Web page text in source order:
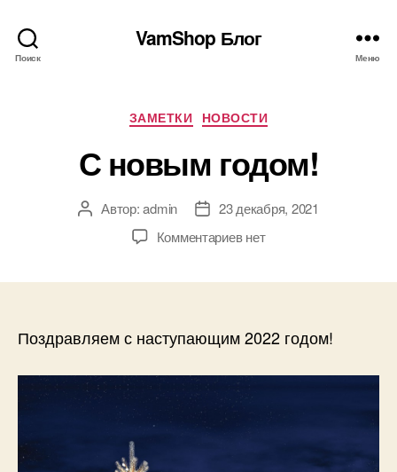
Поиск
VamShop Блог
Меню
Рубрики
ЗАМЕТКИ НОВОСТИ
С новым годом!
АвторАвтор:admin
Дата23 декабря, 2021
Комментариевк
нет
Поздравляем с наступающим 2022 годом!